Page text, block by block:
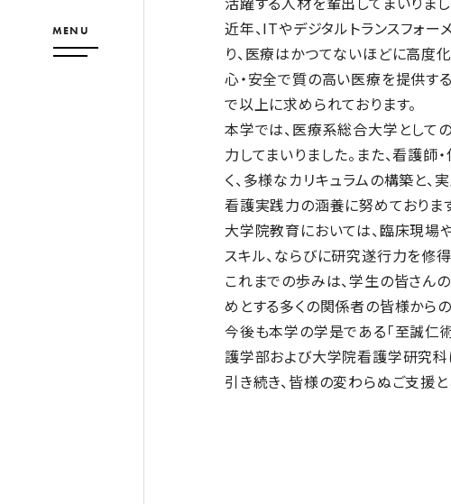
MENU
近年、ITやデジタルトランスフォ
り、医療はかつてないほどに高度
心・安全で質の高い医療を提供す
で以上に求められております。
本学では、医療系総合大学として
力してまいりました。また、看護
く、多様なカリキュラムの構築と
看護実践力の涵養に努めておりま
大学院教育においては、臨床現場
スキル、ならびに研究遂行力を修
これまでの歩みは、学生の皆さん
めとする多くの関係者の皆様から
今後も本学の学是である「至誠仁
護学部および大学院看護学研究科
引き続き、皆様の変わらぬご支援